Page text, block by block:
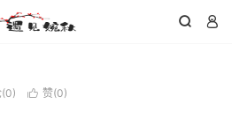
 
 赞(0)